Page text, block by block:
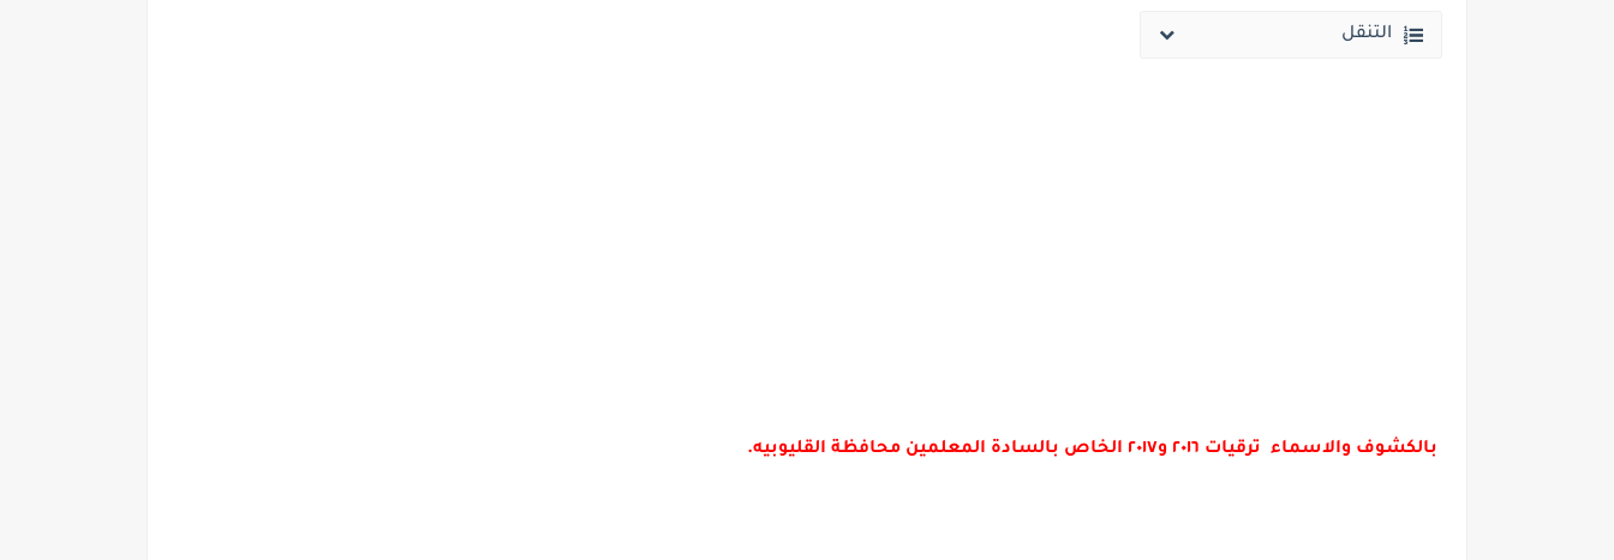
التنقل
بالكشوف والاسماء ترقيات ٢٠١٦ و٢٠١٧ الخاص بالسادة المعلمين محافظة القليوبيه.